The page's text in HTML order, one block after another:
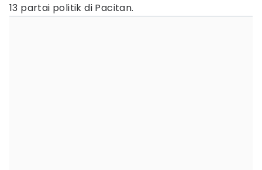
13 partai politik di Pacitan.